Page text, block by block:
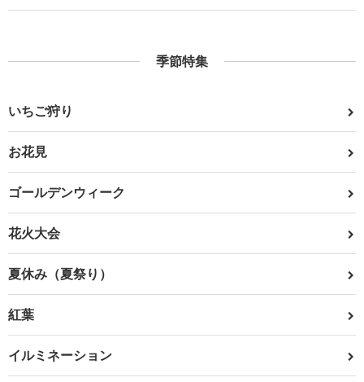
季節特集
いちご狩り
お花見
ゴールデンウィーク
花火大会
夏休み（夏祭り）
紅葉
イルミネーション